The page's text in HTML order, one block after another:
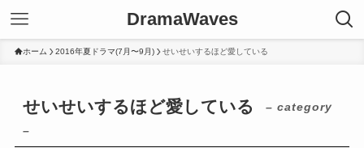
DramaWaves
ホーム 2016年夏ドラマ(7月〜9月) せいせいするほど愛している
せいせいするほど愛している
– category
–